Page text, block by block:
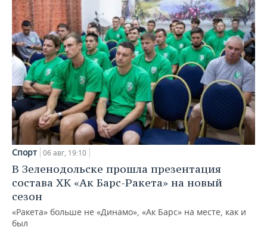
Спорт 06 авг, 19:10
В Зеленодольске прошла презентация
состава ХК «Ак Барс-Ракета» на новый
сезон
«Ракета» больше не «Динамо», «Ак Барс» на месте, как и
был